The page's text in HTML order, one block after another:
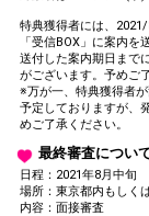
特典獲得者には、
「受信BOX」に案内を
送付した案内期日まで
がございます。予めご
※万が一、特典獲得者
予定しておりますが、
めご了承ください。
最終審査につい
日程：2021年8月中旬
場所：東京都内もしく
内容：面接審査